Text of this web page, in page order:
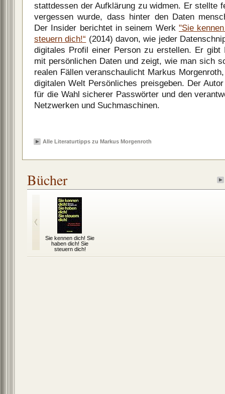
stattdessen der Aufklärung zu widmen. Er stellte
vergessen wurde, dass hinter den Daten
Der Insider berichtet in seinem Werk "Sie
steuern dich!“ (2014) davon, wie jeder
digitales Profil einer Person zu erstellen. Er gibt
mit persönlichen Daten und zeigt, wie man sich
realen Fällen veranschaulicht Markus
digitalen Welt Persönliches preisgeben. Der
für die Wahl sicherer Passwörter und den
Netzwerken und Suchmaschinen.
Alle Literaturtipps zu Markus Morgenroth
Bücher
Sie kennen dich! Sie
haben dich! Sie
steuern dich!